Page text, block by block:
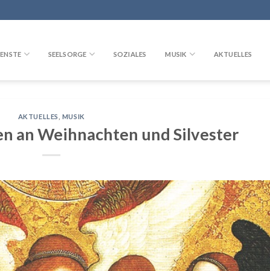
SEELSORGE SOZIALES MUSIK AKTUELLES
AKTUELLES MUSIK
an Weihnachten und Silvester